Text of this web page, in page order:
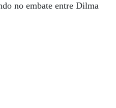
no embate entre Dilma